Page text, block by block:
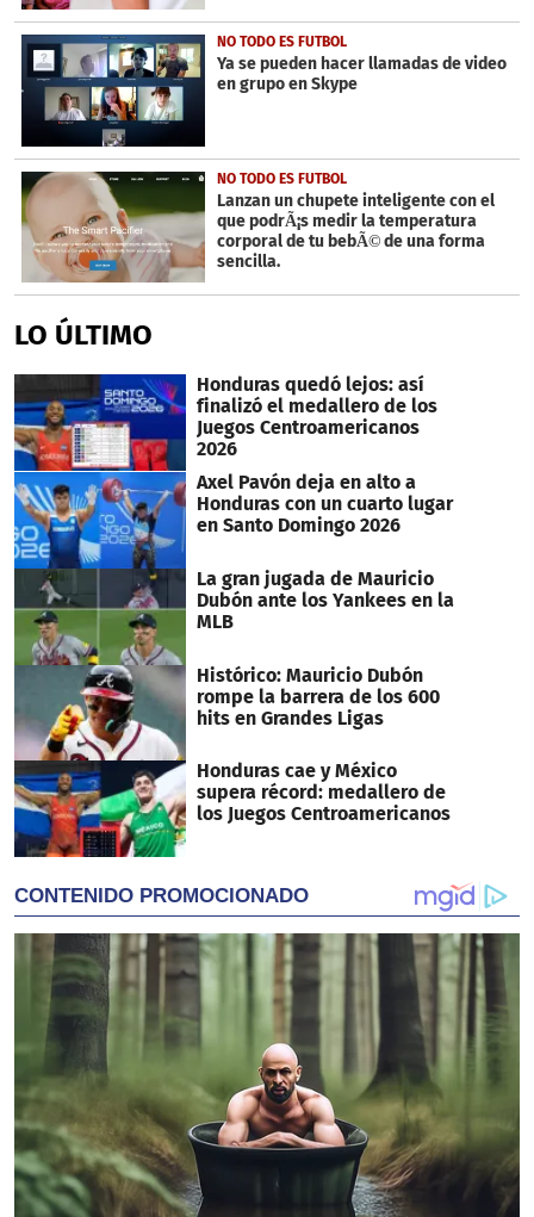
NO TODO ES FUTBOL
Ya se pueden hacer llamadas de video
en grupo en Skype
NO TODO ES FUTBOL
Lanzan un chupete inteligente con el
que podrÃ¡s medir la temperatura
corporal de tu bebÃ© de una forma
sencilla.
LO ÚLTIMO
Honduras quedó lejos: así
finalizó el medallero de los
Juegos Centroamericanos
2026
Axel Pavón deja en alto a
Honduras con un cuarto lugar
en Santo Domingo 2026
La gran jugada de Mauricio
Dubón ante los Yankees en la
MLB
Histórico: Mauricio Dubón
rompe la barrera de los 600
hits en Grandes Ligas
Honduras cae y México
supera récord: medallero de
los Juegos Centroamericanos